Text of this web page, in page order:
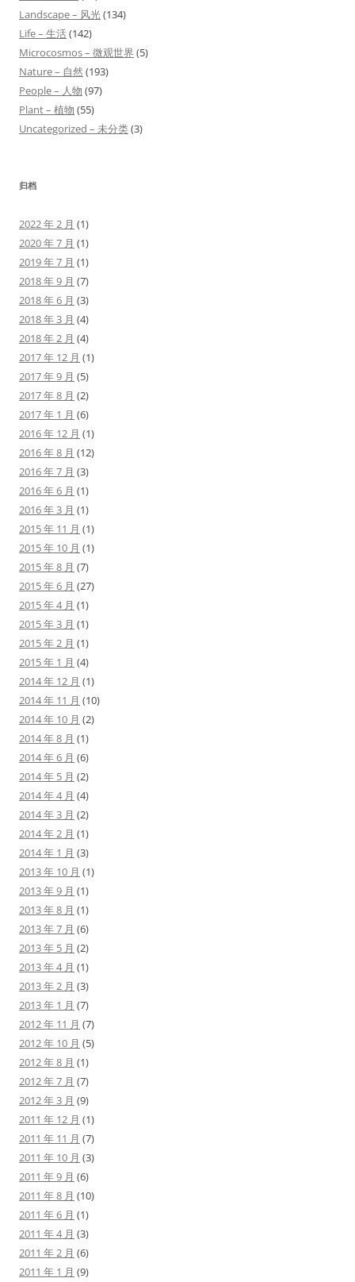
Landscape – 风光(134)
Life – 生活(142)
Microcosmos – 微观世界 (5)
Nature – 自然 (193)
People – 人物 (97)
Plant – 植物 (55)
Uncategorized – 未分类(3)
归档
2022 年 2 月 (1)
2020 年 7 月 (1)
2019 年 7 月 (1)
2018 年 9 月 (7)
2018 年 6 月 (3)
2018 年 3 月 (4)
2018 年 2 月 (4)
2017 年 12 月 (1)
2017 年 9 月 (5)
2017 年 8 月 (2)
2017 年 1 月 (6)
2016 年 12 月 (1)
2016 年 8 月 (12)
2016 年 7 月 (3)
2016 年 6 月 (1)
2016 年 3 月 (1)
2015 年 11 月 (1)
2015 年 10 月 (1)
2015 年 8 月 (7)
2015 年 6 月 (27)
2015 年 4 月 (1)
2015 年 3 月 (1)
2015 年 2 月 (1)
2015 年 1 月 (4)
2014 年 12 月 (1)
2014 年 11 月 (10)
2014 年 10 月 (2)
2014 年 8 月 (1)
2014 年 6 月 (6)
2014 年 5 月 (2)
2014 年 4 月 (4)
2014 年 3 月 (2)
2014 年 2 月 (1)
2014 年 1 月 (3)
2013 年 10 月 (1)
2013 年 9 月 (1)
2013 年 8 月 (1)
2013 年 7 月 (6)
2013 年 5 月 (2)
2013 年 4 月 (1)
2013 年 2 月 (3)
2013 年 1 月 (7)
2012 年 11 月 (7)
2012 年 10 月 (5)
2012 年 8 月 (1)
2012 年 7 月 (7)
2012 年 3 月 (9)
2011 年 12 月 (1)
2011 年 11 月 (7)
2011 年 10 月 (3)
2011 年 9 月 (6)
2011 年 8 月 (10)
2011 年 6 月 (1)
2011 年 4 月 (3)
2011 年 2 月 (6)
2011 年 1 月 (9)